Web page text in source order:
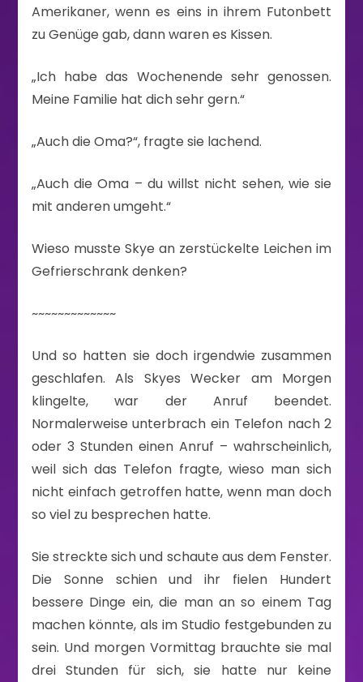
Amerikaner, wenn es eins in ihrem Futonbett
zu Genüge gab, dann waren es Kissen.
„Ich habe das Wochenende sehr genossen.
Meine Familie hat dich sehr gern.“
„Auch die Oma?“, fragte sie lachend.
„Auch die Oma – du willst nicht sehen, wie sie
mit anderen umgeht.“
Wieso musste Skye an zerstückelte Leichen im
Gefrierschrank denken?
~~~~~~~~~~~~~
Und so hatten sie doch irgendwie zusammen
geschlafen. Als Skyes Wecker am Morgen
klingelte, war der Anruf beendet.
Normalerweise unterbrach ein Telefon nach 2
oder 3 Stunden einen Anruf – wahrscheinlich,
weil sich das Telefon fragte, wieso man sich
nicht einfach getroffen hatte, wenn man doch
so viel zu besprechen hatte.
Sie streckte sich und schaute aus dem Fenster.
Die Sonne schien und ihr fielen Hundert
bessere Dinge ein, die man an so einem Tag
machen könnte, als im Studio festgebunden zu
sein. Und morgen Vormittag brauchte sie mal
drei Stunden für sich, sie hatte nur keine